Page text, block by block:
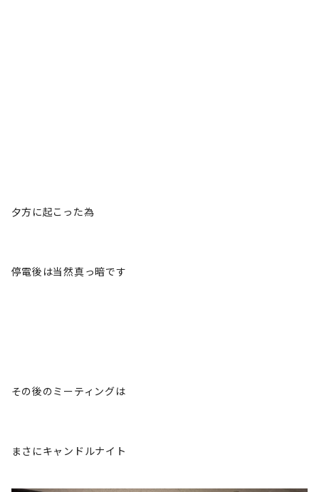
夕方に起こった為
停電後は当然真っ暗です
その後のミーティングは
まさにキャンドルナイト